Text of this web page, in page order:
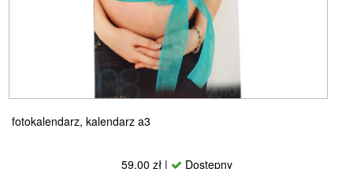
fotokalendarz, kalendarz a3
59,00 zł | Dostępny